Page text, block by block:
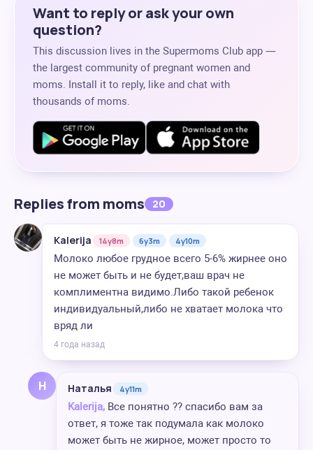
Want to reply or ask your own
question?
This discussion lives in the Supermoms Club app —
the largest community of pregnant women and
moms. Install it to reply, like and chat with
thousands of moms.
Replies from moms 20
Kalerija 14y8m 6y3m 4y10m
Молоко любое грудное всего 5-6% жирнее оно
не может быть и не будет,ваш врач не
комплиментна видимо.Либо такой ребенок
индивидуальный,либо не хватает молока что
вряд ли
4 года назад
Н Наталья 4y11m
Kalerija, Все понятно ?? спасибо вам за
ответ, я тоже так подумала как молоко
может быть не жирное, может просто то